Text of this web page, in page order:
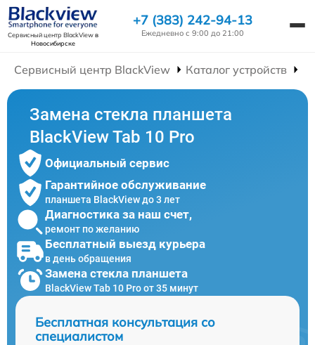
Сервисный центр BlackViewв
Новосибирске
+7 (383) 242-94-13
Ежедневно с 9:00 до 21:00
Сервисный центр BlackView Каталог устройств
Замена стекла планшета
BlackView Tab 10 Pro
Официальный сервис
Гарантийное обслуживание
планшета BlackView до 3 лет
Диагностика за наш счет,
ремонт по желанию
Бесплатный выезд курьера
в день обращения
Замена стекла планшета
BlackView Tab 10 Pro от 35 минут
Бесплатная консультация со
специалистом